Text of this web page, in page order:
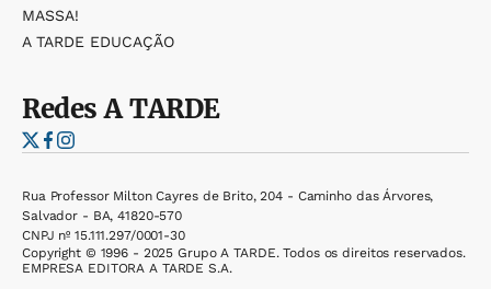
MASSA!
A TARDE EDUCAÇÃO
RedesA TARDE
Rua Professor Milton Cayres de Brito, 204 - Caminho das Árvores,
Salvador - BA, 41820-570
CNPJ nº 15.111.297/0001-30
Copyright © 1996 - 2025 Grupo A TARDE. Todos os direitos reservados.
EMPRESA EDITORA A TARDE S.A.